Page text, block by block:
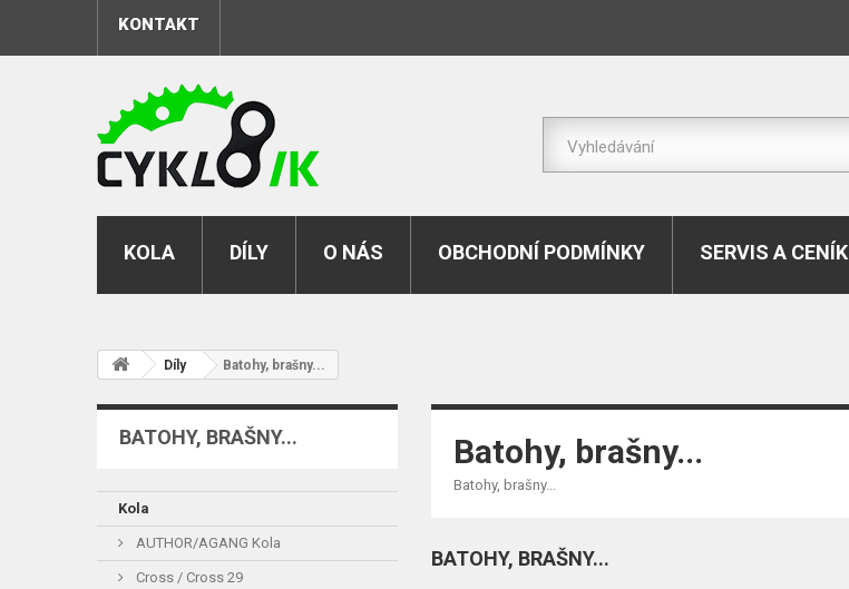
KONTAKT
KOLA DÍLY O NÁS OBCHODNÍ PODMÍNKY SERVIS A CENÍK
Díly Batohy, brašny...
BATOHY, BRAŠNY...
Kola
AUTHOR/AGANG Kola
Cross / Cross 29
Batohy, brašny...
Batohy, brašny...
BATOHY, BRAŠNY...